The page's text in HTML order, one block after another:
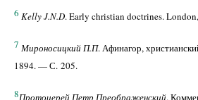
6 Kelly J.N.D. Early christian doctrines.
7 Мироносицкий П.П. Афинагор,
1894. — С. 205.
8Протоиерей Петр Преображенский.